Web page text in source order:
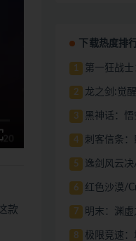
款
下载热度排
1 第一狂战
2 龙之剑:觉
3 黑神话：悟
4 刺客信条：
5 逸剑风云
6 红色沙漠/
7 明末：渊虚
8 极限竞速